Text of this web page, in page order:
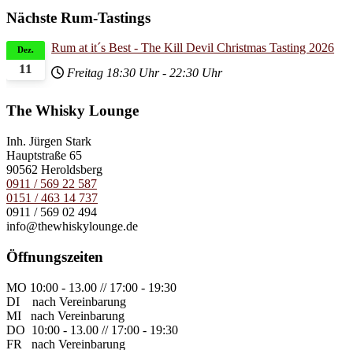
Nächste Rum-Tastings
11
Dez.
Rum at it´s Best - The Kill Devil Christmas Tasting 2026
Freitag 18:30 Uhr - 22:30 Uhr
The Whisky Lounge
Inh. Jürgen Stark
Hauptstraße 65
90562 Heroldsberg
0911 / 569 22 587
0151 / 463 14 737
0911 / 569 02 494
info@thewhiskylounge.de
Öffnungszeiten
MO 10:00 - 13.00 // 17:00 - 19:30
DI
nach Vereinbarung
MI
nach Vereinbarung
DO 10:00 - 13.00 // 17:00 - 19:30
FR
nach Vereinbarung